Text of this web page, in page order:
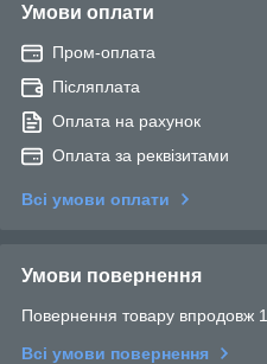
Умови оплати
Пром-оплата
Післяплата
Оплата на рахунок
Оплата за реквізитами
Всі умови оплати
Умови повернення
Повернення товару впродовж
Всі умови повернення